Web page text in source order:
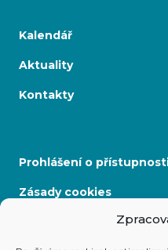
Kalendář
Aktuality
Kontakty
Prohlášení o
Zásady cookies